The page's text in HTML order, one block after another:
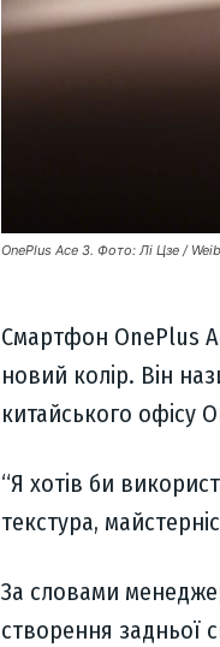
OnePlus Ace 3. Фото: Лі Цзе /
Смартфон OnePlus
новий колір. Він
китайського офісу
“Я хотів би
текстура,
За словами
створення задньої